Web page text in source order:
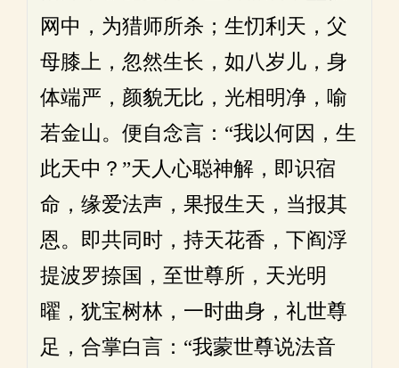
网中，为猎师所杀；生忉利天，父
母膝上，忽然生长，如八岁儿，身
体端严，颜貌无比，光相明净，喻
若金山。便自念言：“我以何因，生
此天中？”天人心聪神解，即识宿
命，缘爱法声，果报生天，当报其
恩。即共同时，持天花香，下阎浮
提波罗捺国，至世尊所，天光明
曜，犹宝树林，一时曲身，礼世尊
足，合掌白言：“我蒙世尊说法音